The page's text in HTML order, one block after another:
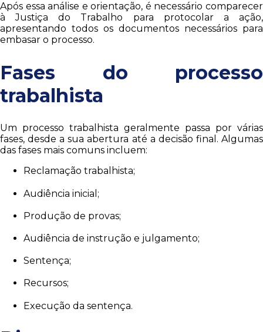
Após essa análise e orientação, é necessário comparecer
à Justiça do Trabalho para protocolar a ação,
apresentando todos os documentos necessários para
embasar o processo.
Fases do processo
trabalhista
Um processo trabalhista geralmente passa por várias
fases, desde a sua abertura até a decisão final. Algumas
das fases mais comuns incluem:
Reclamação trabalhista;
Audiência inicial;
Produção de provas;
Audiência de instrução e julgamento;
Sentença;
Recursos;
Execução da sentença.